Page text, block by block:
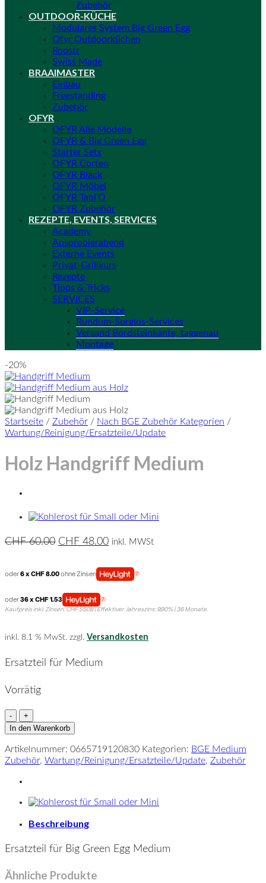
Zubehör
OUTDOOR-KÜCHE
Modulares System Big Green Egg
Ofyr Outdoorküchen
Roostr
Swiss Made
BRAAIMASTER
Einbau
Freestanding
Zubehör
OFYR
OFYR Alle Modelle
OFYR & Big Green Egg
Starter Sets
OFYR Corten
OFYR Black
OFYR Möbel
OFYR Tabl’O
OFYR Zubehör
REZEPTE, EVENTS, SERVICES
Academy
Ausprobierabend
Externe Events
Privat-Grillkurs
Rezepte
Tipps & Tricks
SERVICES
VIP-Service
Rundum-Sorglos-Services
Versand Bordsteinkante, taggenau
Montage
-20%
Startseite / Zubehör / Nach BGE Zubehör Kategorien /
Wartung/Reinigung/Ersatzteile/Update
Holz Handgriff Medium
CHF60.00 Ursprünglicher
war:
CHF 60.00
CHF 48.00Aktueller
ist:
inkl. MWSt
oder6 x CHF 8.00ohne Zinsen
oder36 x CHF 1.53
Kaufpreis inkl. Zinsen: CHF 55.08 | Effektiver Jahreszins: 9.90% | 36 Monate.
inkl. 8.1 % MwSt. zzgl. Versandkosten
Ersatzteil für Medium
Vorrätig
Holz
Handgriff
Medium
Menge
In den Warenkorb
Artikelnummer: 0665719120830 Kategorien: BGE Medium
Zubehör, Wartung/Reinigung/Ersatzteile/Update, Zubehör
Beschreibung
Ersatzteil für Big Green Egg Medium
Ähnliche Produkte